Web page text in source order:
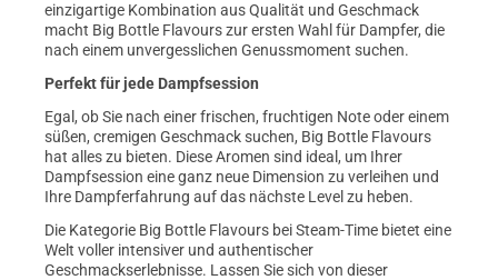
einzigartige Kombination aus Qualität und Geschmack
macht Big Bottle Flavours zur ersten Wahl für Dampfer, die
nach einem unvergesslichen Genussmoment suchen.
Perfekt für jede Dampfsession
Egal, ob Sie nach einer frischen, fruchtigen Note oder einem
süßen, cremigen Geschmack suchen, Big Bottle Flavours
hat alles zu bieten. Diese Aromen sind ideal, um Ihrer
Dampfsession eine ganz neue Dimension zu verleihen und
Ihre Dampferfahrung auf das nächste Level zu heben.
Die Kategorie Big Bottle Flavours bei Steam-Time bietet eine
Welt voller intensiver und authentischer
Geschmackserlebnisse. Lassen Sie sich von dieser